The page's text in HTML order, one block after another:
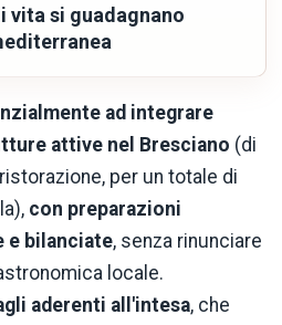
vita si guadagnano
ad integrare
attive nel Bresciano (di
per un totale di
con preparazioni
e bilanciate, senza rinunciare
locale.
aderenti all'intesa, che